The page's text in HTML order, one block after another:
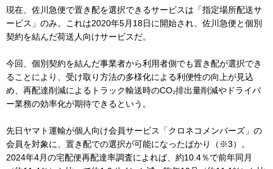
現在、佐川急便で置き配を選択できるサービスは「指定場所配送サ
ービス」のみ。これは2020年5月18日に開始され、佐川急便と個別
契約を結んだ荷送人向けサービスだ。
今回、個別契約を結んだ事業者から利用者側でも置き配が選択でき
ることにより、受け取り方法の多様化による利便性の向上が見込
め、再配達削減によるトラック輸送時のCO₂排出量削減やドライバ
ー業務の効率化が期待できるという。
先日ヤマト運輸が個人向け会員サービス「クロネコメンバーズ」の
会員を対象に、置き配での選択が可能になったばかり（※3）。
2024年4月の宅配便再配達率調査によれば、約10.4％で前年同月